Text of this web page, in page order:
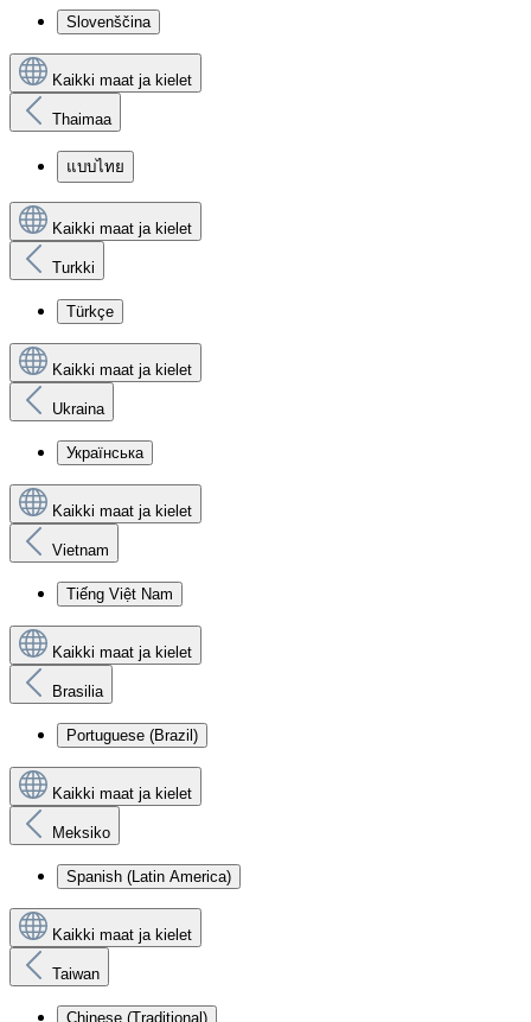
Slovenščina
Kaikki maat ja kielet
Thaimaa
แบบไทย
Kaikki maat ja kielet
Turkki
Türkçe
Kaikki maat ja kielet
Ukraina
Українська
Kaikki maat ja kielet
Vietnam
Tiếng Việt Nam
Kaikki maat ja kielet
Brasilia
Portuguese (Brazil)
Kaikki maat ja kielet
Meksiko
Spanish (Latin America)
Kaikki maat ja kielet
Taiwan
Chinese (Traditional)